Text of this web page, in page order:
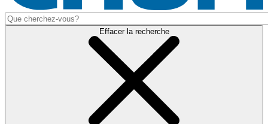
Effacer la recherche